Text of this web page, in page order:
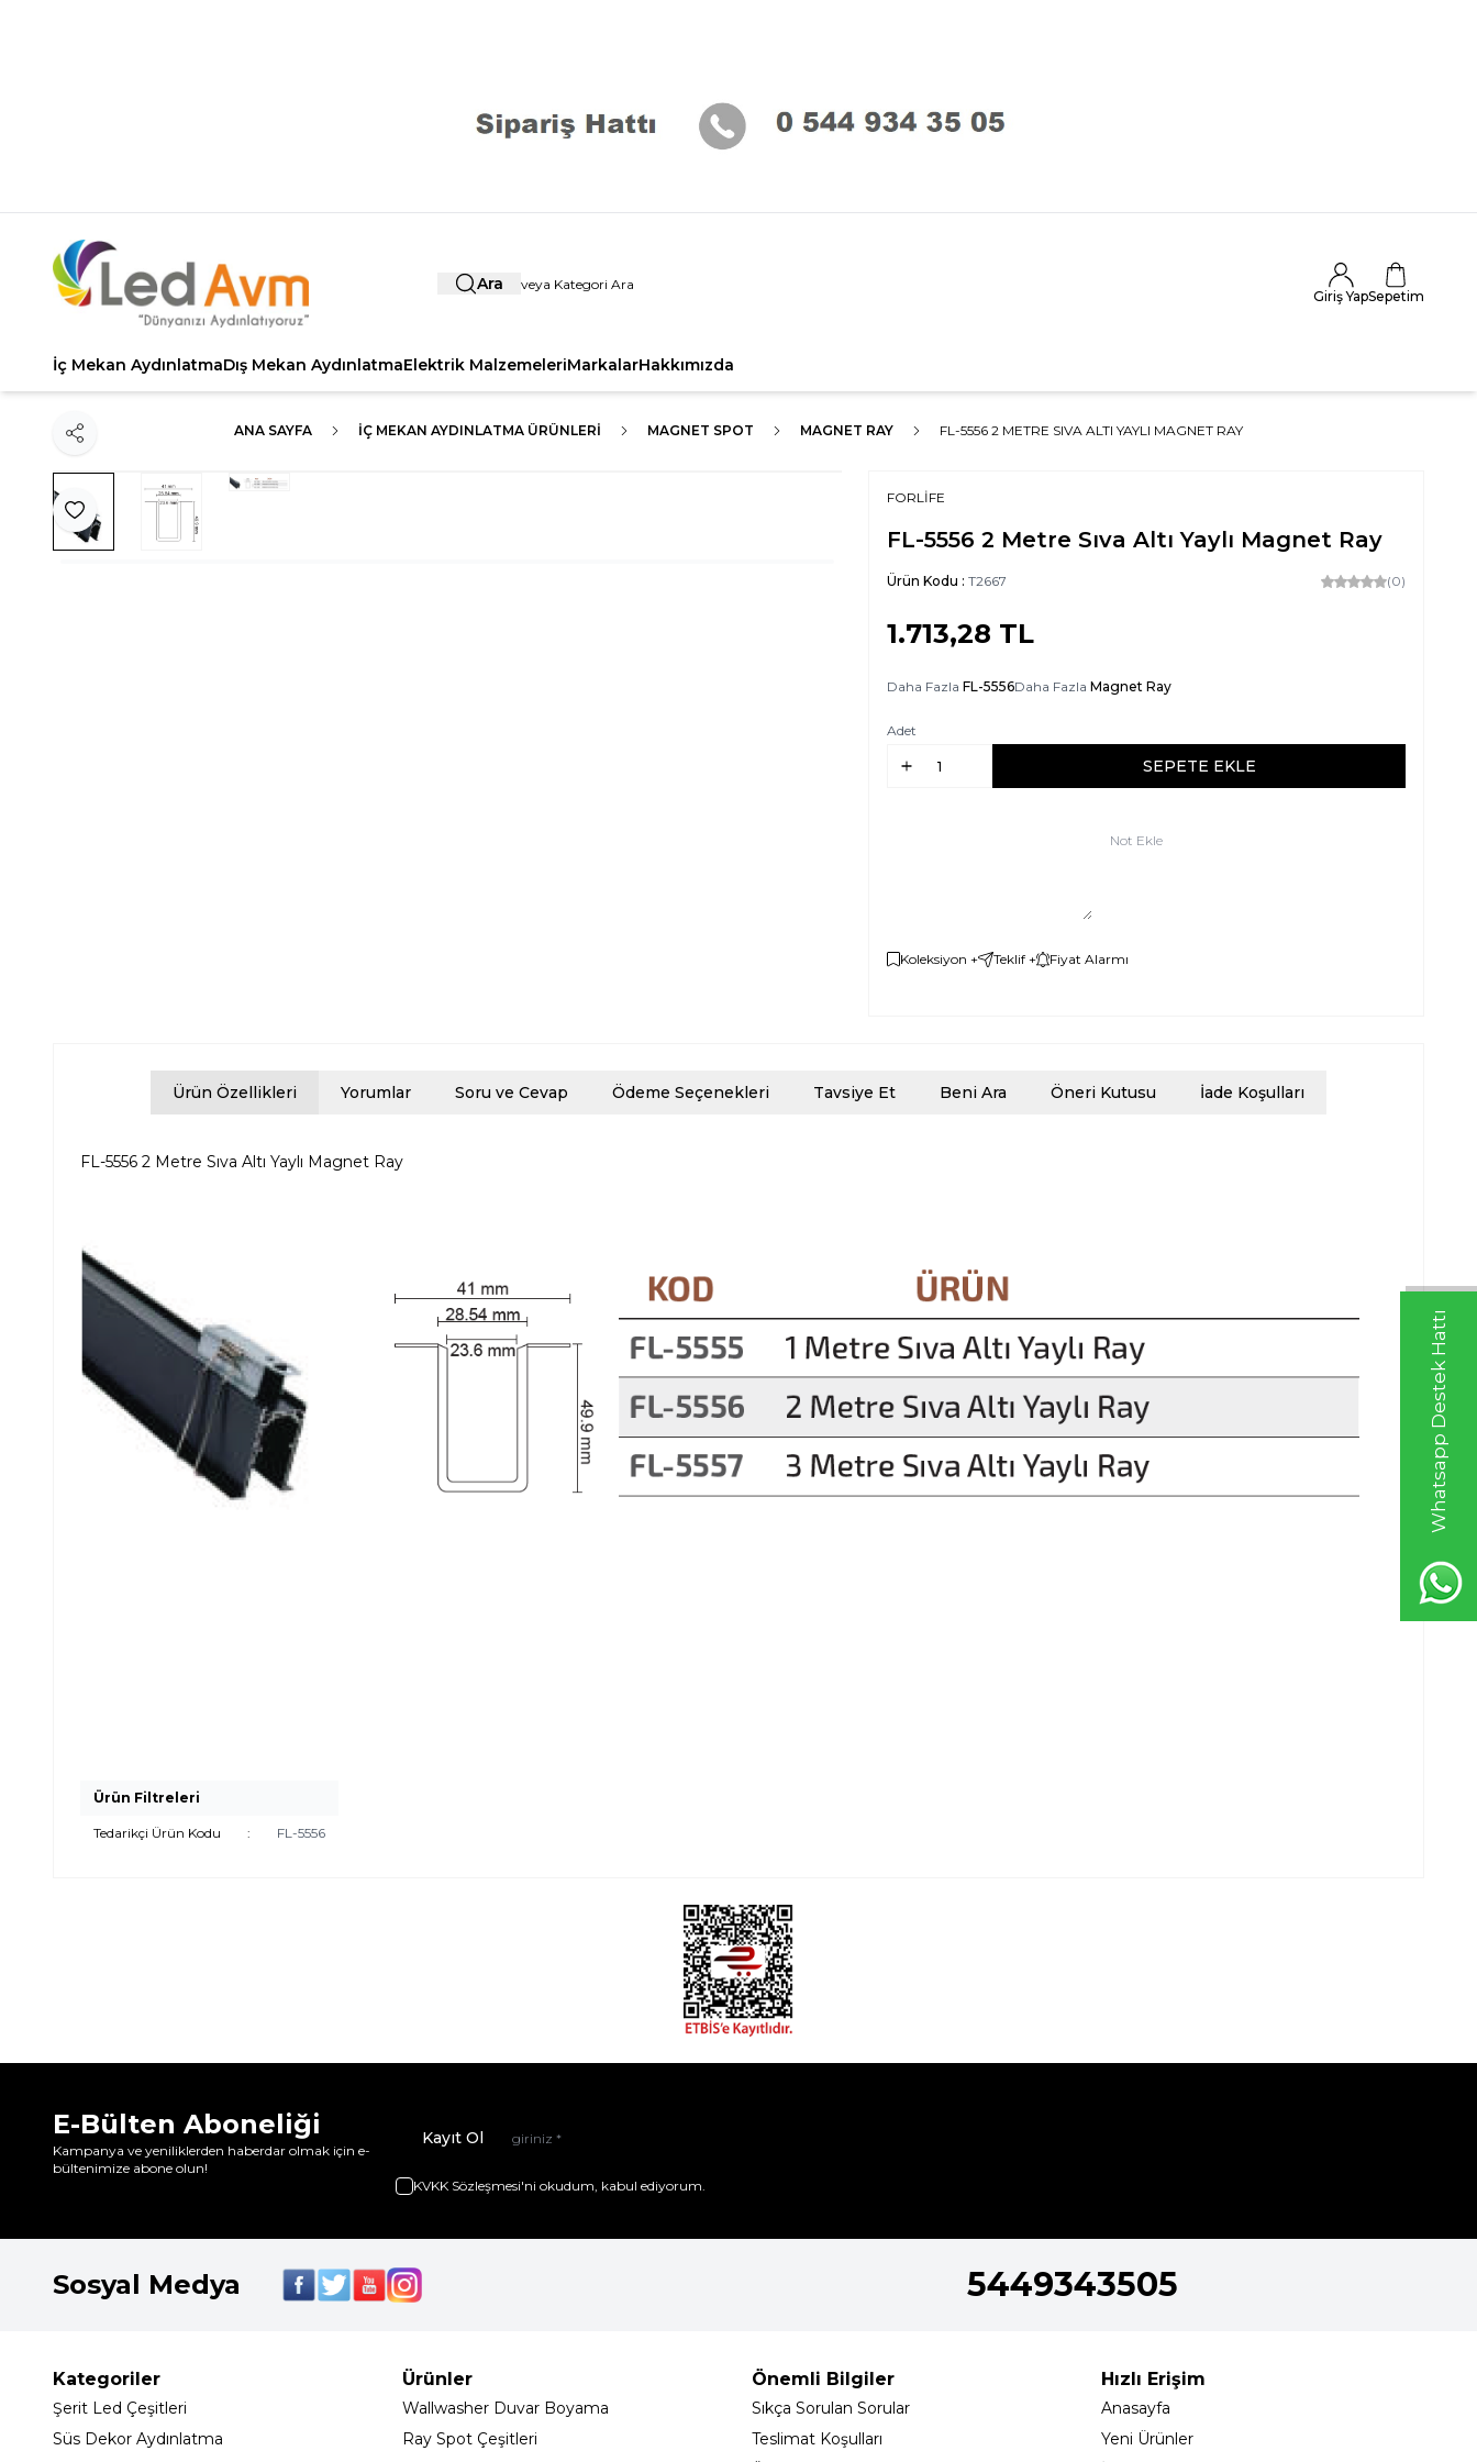
Whatsapp Destek Hattı
Ara
Giriş YapSepetim
İç Mekan AydınlatmaDış Mekan AydınlatmaElektrik MalzemeleriMarkalarHakkımızda
ANA SAYFA İÇ MEKAN AYDINLATMA ÜRÜNLERI MAGNET SPOT MAGNET RAY FL-5556 2 METRE SIVA ALTI YAYLI MAGNET RAY
Favoriye Ekle
Paylaş
FORLİFE
FL-5556 2 Metre Sıva Altı Yaylı Magnet Ray
Ürün Kodu : T2667 (0)
1.713,28 TL
Daha Fazla FL-5556Daha Fazla Magnet Ray
Adet
SEPETE EKLE
Not Ekle
Koleksiyon + Teklif + Fiyat Alarmı
Ürün Özellikleri Yorumlar Soru ve Cevap Ödeme Seçenekleri Tavsiye Et Beni Ara Öneri Kutusu İade Koşulları
FL-5556 2 Metre Sıva Altı Yaylı Magnet Ray
Ürün Filtreleri
Tedarikçi Ürün Kodu : FL-5556
E-Bülten Aboneliği
Kampanya ve yeniliklerden haberdar olmak için e-
bültenimize abone olun!
Kayıt Ol
KVKK Sözleşmesi'ni okudum, kabul ediyorum.
Sosyal Medya 5449343505
Kategoriler
Şerit Led Çeşitleri
Süs Dekor Aydınlatma
Ürünler
Wallwasher Duvar Boyama
Ray Spot Çeşitleri
Önemli Bilgiler
Sıkça Sorulan Sorular
Teslimat Koşulları
Hızlı Erişim
Anasayfa
Yeni Ürünler